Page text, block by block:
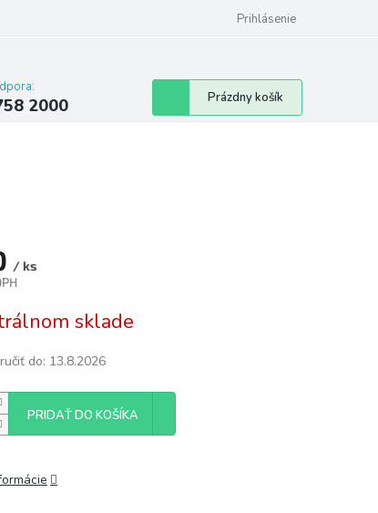
Prihlásenie
2000
Nákupný
košík
Prázdny košík
/ ks
sklade
do: 13.8.2026
PRIDAŤ DO KOŠÍKA